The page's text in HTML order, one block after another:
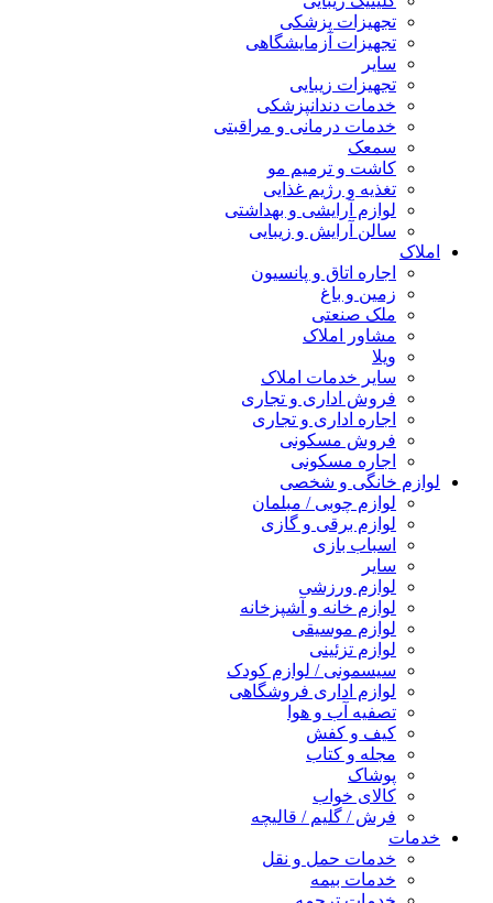
تجهیزات پزشکی
تجهیزات آزمایشگاهی
سایر
تجهیزات زیبایی
خدمات دندانپزشکی
خدمات درمانی و مراقبتی
سمعک
کاشت و ترمیم مو
تغذیه و رژیم غذایی
لوازم آرایشی و بهداشتی
سالن آرایش و زیبایی
املاک
اجاره اتاق و پانسیون
زمین و باغ
ملک صنعتی
مشاور املاک
ویلا
سایر خدمات املاک
فروش اداری و تجاری
اجاره اداری و تجاری
فروش مسکونی
اجاره مسکونی
لوازم خانگی و شخصی
لوازم چوبی / مبلمان
لوازم برقی و گازی
اسباب بازی
سایر
لوازم ورزشی
لوازم خانه و آشپزخانه
لوازم موسیقی
لوازم تزئینی
سیسمونی / لوازم کودک
لوازم اداری فروشگاهی
تصفیه آب و هوا
کیف و کفش
مجله و کتاب
پوشاک
کالای خواب
فرش / گلیم / قالیچه
خدمات
خدمات حمل و نقل
خدمات بیمه